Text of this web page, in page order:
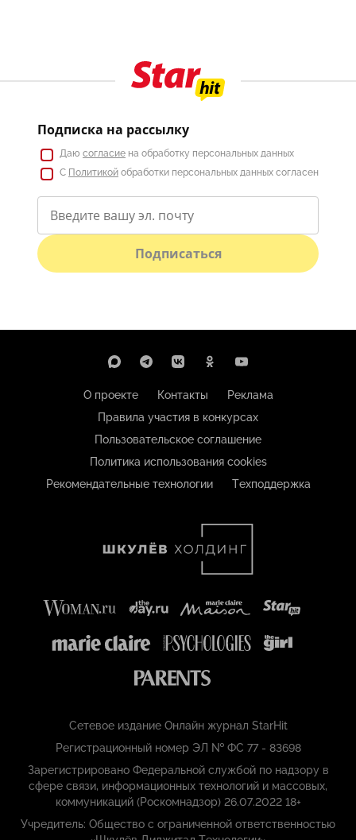
Подписка на рассылку
Даю согласие на обработку персональных данных
С Политикой обработки персональных данных согласен
Подписаться
О проекте Контакты
Реклама
Правила участия в конкурсах
Пользовательское соглашение
Политика использования cookies
Рекомендательные технологии
Техподдержка
Сетевое издание Онлайн журнал StarHit
Регистрационный номер ЭЛ № ФС 77 - 83698
Зарегистрировано Федеральной службой по надзору в
сфере связи, информационных технологий и массовых,
коммуникаций (Роскомнадзор) 26.07.2022 18+
Учредитель: Общество с ограниченной ответственностью